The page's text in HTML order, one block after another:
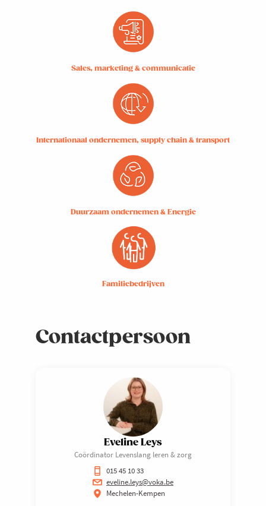
Sales, marketing & communicatie
Internationaal ondernemen, supply chain & transport
Duurzaam ondernemen & Energie
Familiebedrijven
Contactpersoon
Eveline Leys
Coördinator Levenslang leren & zorg
015 45 10 33
eveline.leys@voka.be
Mechelen-Kempen